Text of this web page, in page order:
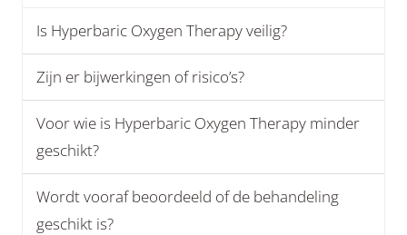
Is Hyperbaric Oxygen Therapy veilig?
Zijn er bijwerkingen of risico’s?
Voor wie is Hyperbaric Oxygen Therapy minder
geschikt?
Wordt vooraf beoordeeld of de behandeling
geschikt is?